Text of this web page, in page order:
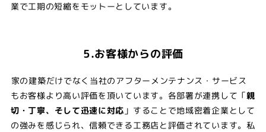
業で工期の短縮をモットーとしています。
5.お客様からの評価
家の建築だけでなく当社のアフターメンテナンス・サービス
もお客様より高い評価を頂いています。各部署が連携して「親
切・丁寧、そして迅速に対応 」することで地域密着企業として
の強みを感じられ、信頼できる工務店と評価されています。私